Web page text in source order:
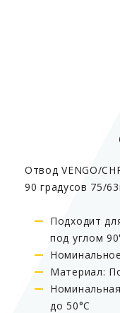
Отвод VENGO/
90 градусов 75/
Подходит
под углом
Материал:
до 50°C